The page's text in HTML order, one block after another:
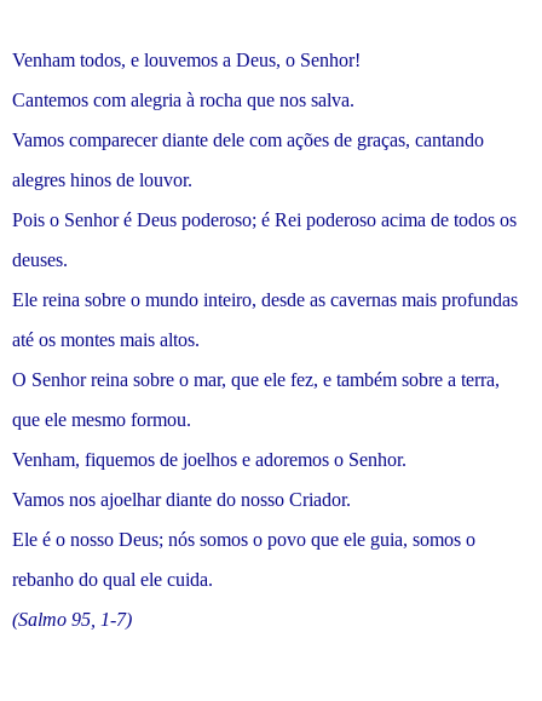
Venham todos, e louvemos a Deus, o Senhor!
Cantemos com alegria à rocha que nos salva.
Vamos comparecer diante dele com ações de graças, cantando
alegres hinos de louvor.
Pois o Senhor é Deus poderoso; é Rei poderoso acima de todos os
deuses.
Ele reina sobre o mundo inteiro, desde as cavernas mais profundas
até os montes mais altos.
O Senhor reina sobre o mar, que ele fez, e também sobre a terra,
que ele mesmo formou.
Venham, fiquemos de joelhos e adoremos o Senhor.
Vamos nos ajoelhar diante do nosso Criador.
Ele é o nosso Deus; nós somos o povo que ele guia, somos o
rebanho do qual ele cuida.
(Salmo 95, 1-7)